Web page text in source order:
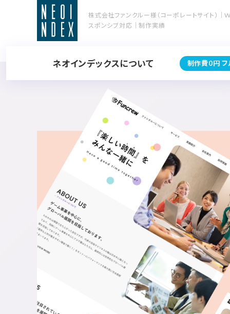
ネオインデックスについて 制作費0円 フ
株式会社ファンクルー様（コーポレートサイト）
スポンシブ対応｜制作実績